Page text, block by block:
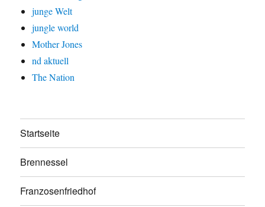
junge Welt
jungle world
Mother Jones
nd aktuell
The Nation
Startseite
Brennessel
Franzosenfriedhof